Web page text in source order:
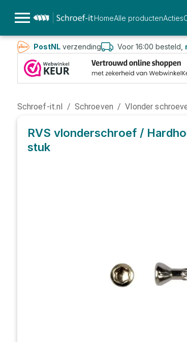
HomeAlle productenActies
PostNLverzending Voor 16:00 besteld,
Schroef-it.nl / Schroeven / Vlonder
RVS vlonderschroef /
stuk